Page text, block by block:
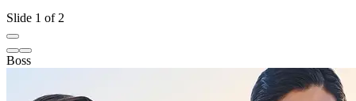
Slide 1 of 2
Boss